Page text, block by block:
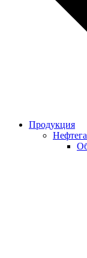
Продукция